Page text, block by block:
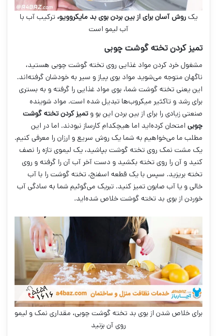
یکروش آسان برای از بین بردن بوی بد مایکروویو،ترکیب آب با
آب لیمو است
تمیز کردن تخته گوشت چوبی
مشغول خرد کردن مواد غذایی روی تخته گوشت چوبی هستید،
ناگهان متوجه می‌شوید مواد بوی پیاز و سیر به خودشان گرفته‌اند.
این یعنی تخته گوشت شما، بوی مواد غذایی را گرفته و به بستری
برای رشد و تاکثیر میکروب‌ها تبدیل شده است. مواد شوینده
صنعتی زیادی را برای از بین بردن این بو و تمیز کردن تخته گوشت
چوبی امتحان کرده‌اید اما هیچکدام کارساز نبودند. اما در این
مطلب ما می‌خواهیم به شما یک روش سریع و ارزان را معرفی کنیم.
یک مشت نمک روی تخته گوشت بپاشید، یک لیموی تازه را نصف
کنید و آن را روی تخته بکشید و دست آخر آب آن را گرفته و روی
تخته بریزید. سپس با یک قطعه اسفنج، تخته گوشت را با آب
خالی و یا آب صابون تمیز کنید. تبریک می‌گوئیم شما به سادگی آب
خوردن از بوی بد تخته گوشت خلاص شده‌اید.
برای خلاص شدن از بوی بد تخته گوشت چوبی، مقداری نمک و لیمو
روی آن بزنید